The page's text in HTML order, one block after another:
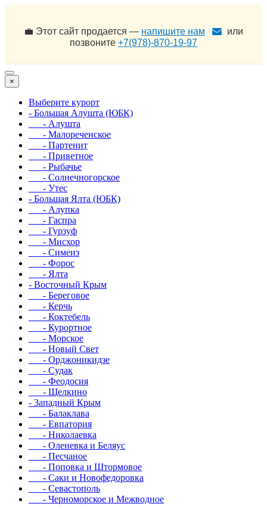
💼 Этот сайт продается — напишите нам
или
позвоните +7(978)-870-19-97
×
Выберите курорт
- Большая Алушта (ЮБК)
- Алушта
- Малореченское
- Партенит
- Приветное
- Рыбачье
- Солнечногорское
- Утес
- Большая Ялта (ЮБК)
- Алупка
- Гаспра
- Гурзуф
- Мисхор
- Симеиз
- Форос
- Ялта
- Восточный Крым
- Береговое
- Керчь
- Коктебель
- Курортное
- Морское
- Новый Свет
- Орджоникидзе
- Судак
- Феодосия
- Щелкино
- Западный Крым
- Балаклава
- Евпатория
- Николаевка
- Оленевка и Беляус
- Песчаное
- Поповка и Штормовое
- Саки и Новофедоровка
- Севастополь
- Черноморское и Межводное